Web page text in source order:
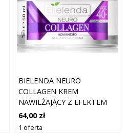
BIELENDA NEURO
COLLAGEN KREM
NAWILŻAJĄCY Z EFEKTEM
PRZECIWZMARSZCZKOWYM
40+ 50 ML
64,00 zł
1 oferta